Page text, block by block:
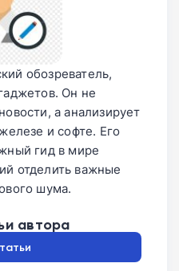
обозреватель,
Он не
а анализирует
и софте. Его
гид в мире
отделить важные
шума.
автора